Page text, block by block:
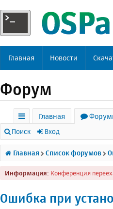
Главная Новости
Форум
с
ы
л
к
Главная
Поиск Вход
Главная Список форумов
Информация: Конференция
Ошибка при